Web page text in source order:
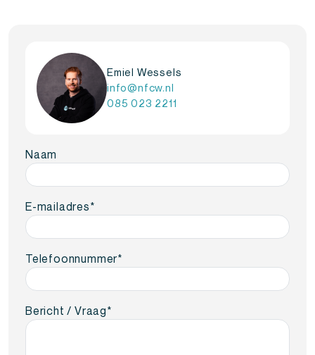
Emiel Wessels
info@nfcw.nl
085 023 2211
Naam
E-mailadres*
Telefoonnummer*
Bericht / Vraag*